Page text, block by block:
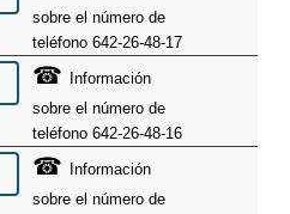
sobre el número de
teléfono 642-26-48-17
☎
Información
sobre el número de
teléfono 642-26-48-16
☎
Información
sobre el número de